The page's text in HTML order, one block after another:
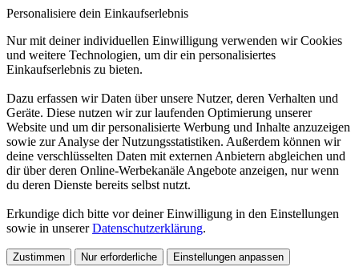
Personalisiere dein Einkaufserlebnis
Nur mit deiner individuellen Einwilligung verwenden wir Cookies
und weitere Technologien, um dir ein personalisiertes
Einkaufserlebnis zu bieten.
Dazu erfassen wir Daten über unsere Nutzer, deren Verhalten und
Geräte. Diese nutzen wir zur laufenden Optimierung unserer
Website und um dir personalisierte Werbung und Inhalte anzuzeigen
sowie zur Analyse der Nutzungsstatistiken. Außerdem können wir
deine verschlüsselten Daten mit externen Anbietern abgleichen und
dir über deren Online-Werbekanäle Angebote anzeigen, nur wenn
du deren Dienste bereits selbst nutzt.
Erkundige dich bitte vor deiner Einwilligung in den Einstellungen
sowie in unsererDatenschutzerklärung.
Zustimmen Nur erforderliche Einstellungen anpassen